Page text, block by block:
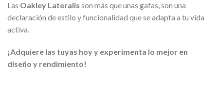
Las Oakley Lateralis son más que unas gafas, son una
declaración de estilo y funcionalidad que se adapta a tu vida
activa.
¡Adquiere las tuyas hoy y experimenta lo mejor en
diseño y rendimiento!